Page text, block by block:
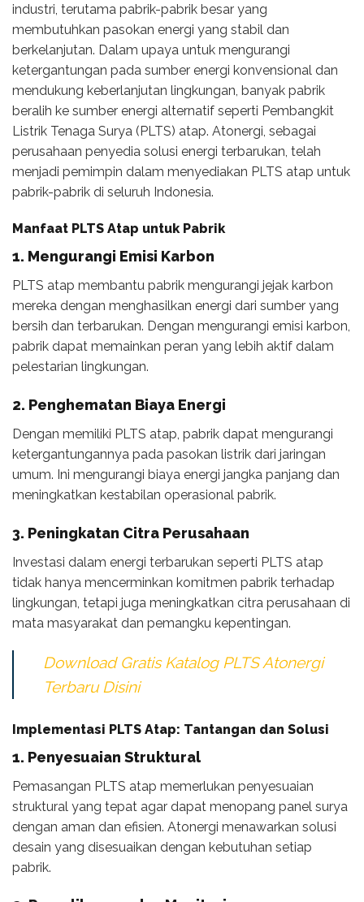
industri, terutama pabrik-pabrik besar yang
membutuhkan pasokan energi yang stabil dan
berkelanjutan. Dalam upaya untuk mengurangi
ketergantungan pada sumber energi konvensional dan
mendukung keberlanjutan lingkungan, banyak pabrik
beralih ke sumber energi alternatif seperti Pembangkit
Listrik Tenaga Surya (PLTS) atap. Atonergi, sebagai
perusahaan penyedia solusi energi terbarukan, telah
menjadi pemimpin dalam menyediakan PLTS atap untuk
pabrik-pabrik di seluruh Indonesia.
Manfaat PLTS Atap untuk Pabrik
1. Mengurangi Emisi Karbon
PLTS atap membantu pabrik mengurangi jejak karbon
mereka dengan menghasilkan energi dari sumber yang
bersih dan terbarukan. Dengan mengurangi emisi karbon,
pabrik dapat memainkan peran yang lebih aktif dalam
pelestarian lingkungan.
2. Penghematan Biaya Energi
Dengan memiliki PLTS atap, pabrik dapat mengurangi
ketergantungannya pada pasokan listrik dari jaringan
umum. Ini mengurangi biaya energi jangka panjang dan
meningkatkan kestabilan operasional pabrik.
3. Peningkatan Citra Perusahaan
Investasi dalam energi terbarukan seperti PLTS atap
tidak hanya mencerminkan komitmen pabrik terhadap
lingkungan, tetapi juga meningkatkan citra perusahaan di
mata masyarakat dan pemangku kepentingan.
Download Gratis Katalog PLTS Atonergi
Terbaru Disini
Implementasi PLTS Atap: Tantangan dan Solusi
1. Penyesuaian Struktural
Pemasangan PLTS atap memerlukan penyesuaian
struktural yang tepat agar dapat menopang panel surya
dengan aman dan efisien. Atonergi menawarkan solusi
desain yang disesuaikan dengan kebutuhan setiap
pabrik.